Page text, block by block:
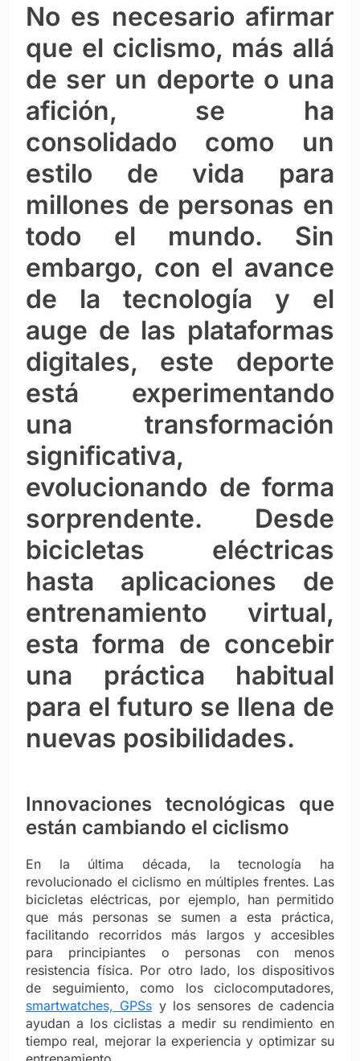
No es necesario afirmar
que el ciclismo, más allá
de ser un deporte o una
afición, se ha
consolidado como un
estilo de vida para
millones de personas en
todo el mundo. Sin
embargo, con el avance
de la tecnología y el
auge de las plataformas
digitales, este deporte
está experimentando
una transformación
significativa,
evolucionando de forma
sorprendente. Desde
bicicletas eléctricas
hasta aplicaciones de
entrenamiento virtual,
esta forma de concebir
una práctica habitual
para el futuro se llena de
nuevas posibilidades.
Innovaciones tecnológicas que
están cambiando el ciclismo
En la última década, la tecnología ha
revolucionado el ciclismo en múltiples frentes. Las
bicicletas eléctricas, por ejemplo, han permitido
que más personas se sumen a esta práctica,
facilitando recorridos más largos y accesibles
para principiantes o personas con menos
resistencia física. Por otro lado, los dispositivos
de seguimiento, como los ciclocomputadores,
smartwatches, GPSs y los sensores de cadencia
ayudan a los ciclistas a medir su rendimiento en
tiempo real, mejorar la experiencia y optimizar su